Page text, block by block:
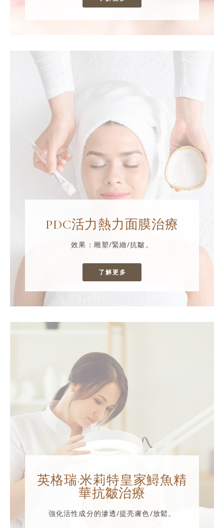
PDC活力熱力面膜治療
效果：雕塑/緊緻/抗皺。
了解更多
英格瑞·米莉特皇家鱘魚精
華抗皺治療
強化活性成分的滲透/提亮膚色/放鬆。